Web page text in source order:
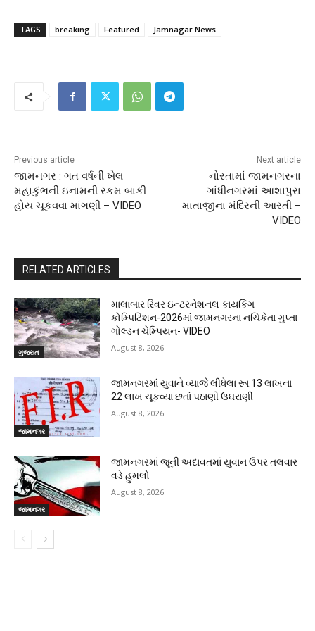
TAGS breaking Featured Jamnagar News
Previous article
જામનગર : ગત વર્ષની ખેલ
મહાકુંભની ઇનામની રકમ બાકી
હોય ચૂકવવા માંગણી – VIDEO
Next article
નોરતામાં જામનગરના
ગાંધીનગરમાં આશાપુરા
માતાજીના મંદિરની આરતી –
VIDEO
RELATED ARTICLES
ગુજરાત
માલાબાર રિવર ઇન્ટરનેશનલ કાયકિંગ
કોમ્પિટિશન-2026માં જામનગરના નચિકેતા ગુપ્તા
ગોલ્ડન ચેમ્પિયન- VIDEO
August 8, 2026
જામનગર
જામનગરમાં યુવાને વ્યાજે લીધેલા રૂા.13 લાખના
22 લાખ ચૂકવ્યા છતાં પઠાણી ઉઘરાણી
August 8, 2026
જામનગર
જામનગરમાં જૂની અદાવતમાં યુવાન ઉપર તલવાર
વડે હુમલો
August 8, 2026